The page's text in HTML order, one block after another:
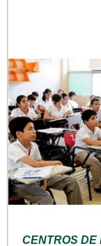
CENTROS DE